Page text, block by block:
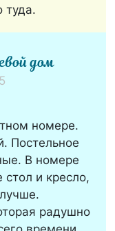
туда.
дом
номере.
Постельное
В номере
и кресло,
радушно